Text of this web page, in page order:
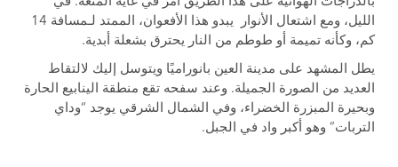
الليل، ومع اشتعال الأنوار يبدو هذا الأفعوان، الممتد لـمسافة 14
كم، وكأنه تميمة أو طوطم من النار يحترق بشعلة أبدية.
يطل المشهد على مدينة العين بانوراميًا ويتوسل إليك لالتقاط
العديد من الصورة الجميلة. وعند سفحه تقع منطقة الينابيع الحارة
وبحيرة المبزرة الخضراء، وفي الشمال الشرقي يوجد “وداي
التربات” وهو أكبر واد في الجبل.